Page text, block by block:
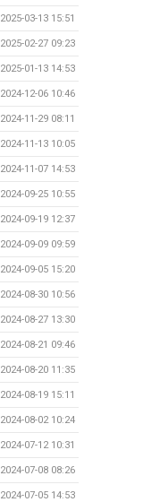
2025-03-13 15:51
2025-02-27 09:23
2025-01-13 14:53
2024-12-06 10:46
2024-11-29 08:11
2024-11-13 10:05
2024-11-07 14:53
2024-09-25 10:55
2024-09-19 12:37
2024-09-09 09:59
2024-09-05 15:20
2024-08-30 10:56
2024-08-27 13:30
2024-08-21 09:46
2024-08-20 11:35
2024-08-19 15:11
2024-08-02 10:24
2024-07-12 10:31
2024-07-08 08:26
2024-07-05 14:53